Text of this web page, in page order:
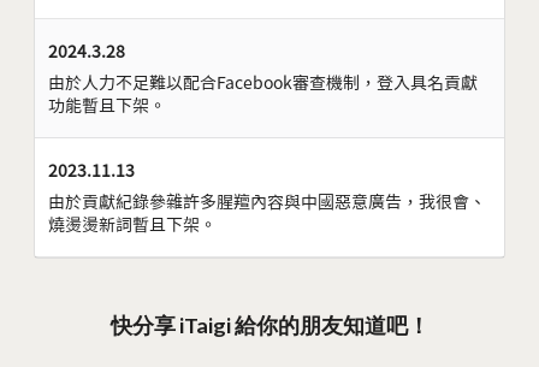
2024.3.28
由於人力不足難以配合Facebook審查機制，登入具名貢獻
功能暫且下架。
2023.11.13
由於貢獻紀錄參雜許多腥羶內容與中國惡意廣告，我很會、
燒燙燙新詞暫且下架。
快分享 iTaigi 給你的朋友知道吧！